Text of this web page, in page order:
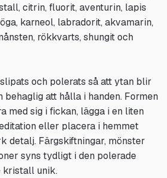
citrin, fluorit, aventurin, lapis
karneol, labradorit, akvamarin,
rökkvarts, shungit och
och polerats så att ytan blir
behaglig att hålla i handen. Formen
med sig i fickan, lägga i en liten
eller placera i hemmet
detalj. Färgskiftningar, mönster
syns tydligt i den polerade
kristall unik.